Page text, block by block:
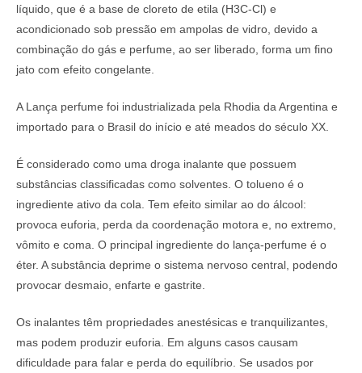
líquido, que é a base de cloreto de etila (H3C-Cl) e
acondicionado sob pressão em ampolas de vidro, devido a
combinação do gás e perfume, ao ser liberado, forma um fino
jato com efeito congelante.
A Lança perfume foi industrializada pela Rhodia da Argentina e
importado para o Brasil do início e até meados do século XX.
É considerado como uma droga inalante que possuem
substâncias classificadas como solventes. O tolueno é o
ingrediente ativo da cola. Tem efeito similar ao do álcool:
provoca euforia, perda da coordenação motora e, no extremo,
vômito e coma. O principal ingrediente do lança-perfume é o
éter. A substância deprime o sistema nervoso central, podendo
provocar desmaio, enfarte e gastrite.
Os inalantes têm propriedades anestésicas e tranquilizantes,
mas podem produzir euforia. Em alguns casos causam
dificuldade para falar e perda do equilíbrio. Se usados por